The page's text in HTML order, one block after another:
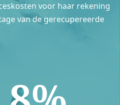
voor haar rekening
van de gerecupereerde